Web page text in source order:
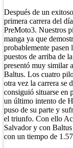
Después de un
primera carrera del
PreMoto3. Nuestros
manga ya que
probablemente pasen
puestos de arriba de
presentó muy similar
Baltus. Los cuatro
otra vez la carrera se
consiguió situarse en
un último intento de
puso de su parte y
el triunfo. Con ello
Salvador y con
con un tiempo de